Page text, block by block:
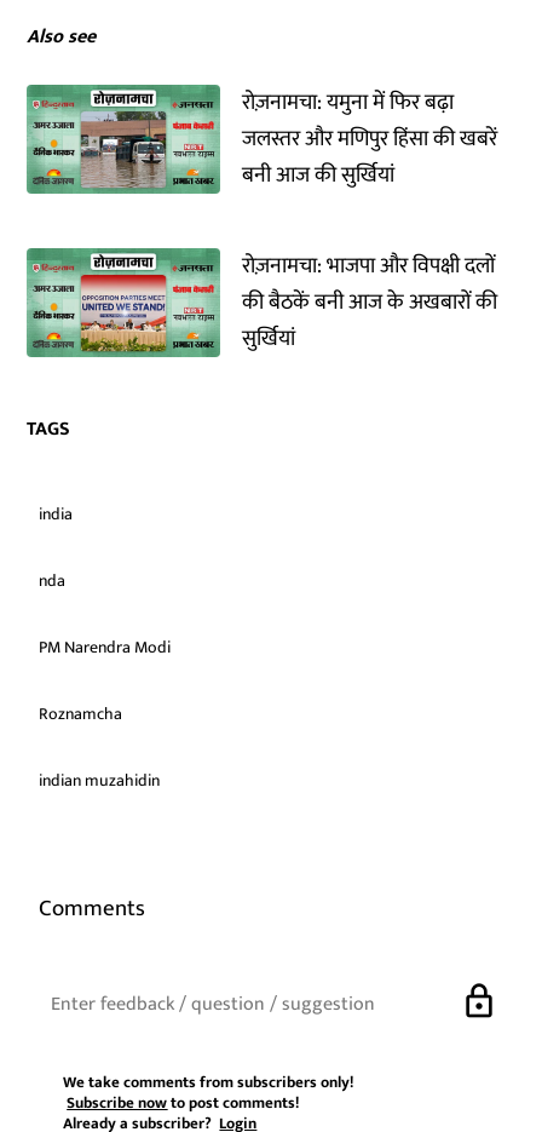
Also see
रोज़नामचा: यमुना में फिर बढ़ा
जलस्तर और मणिपुर हिंसा की खबरें
बनी आज की सुर्खियां
रोज़नामचा: भाजपा और विपक्षी दलों
की बैठकें बनी आज के अखबारों की
सुर्खियां
TAGS
india
nda
PM Narendra Modi
Roznamcha
indian muzahidin
Comments
lock
We take comments from subscribers only!
Subscribe nowto post comments!
Already a subscriber?Login